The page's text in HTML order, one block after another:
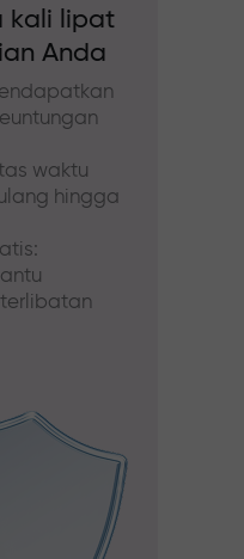
kali lipat
Anda
waktu
hingga